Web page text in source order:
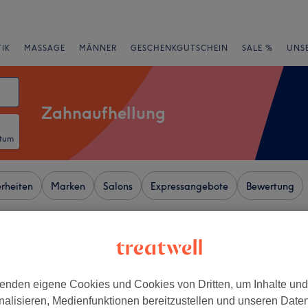
MASSAGE MÄNNER GESCHENKGUTSCHEIN SALE %
Zahnaufhellung
Marken Salons Expressangebote Bewertung
−
eigene Cookies und Cookies von Dritten, um Inhalte
Medienfunktionen bereitzustellen und unseren